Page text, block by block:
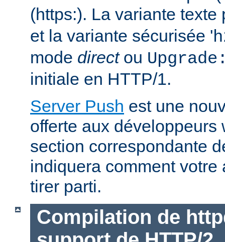
(https:). La variante texte
et la variante sécurisée '
mode directou
initiale en HTTP/1.
Server Push est une
offerte aux développeurs
section correspondante
indiquera comment
tirer parti.
Compilation de